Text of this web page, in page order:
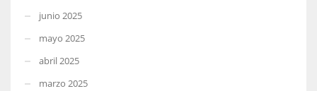
junio 2025
mayo 2025
abril 2025
marzo 2025